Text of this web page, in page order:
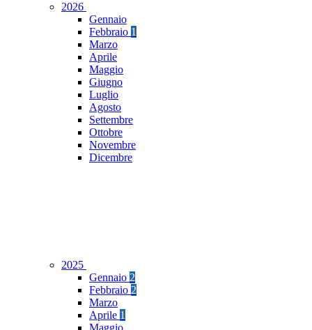
2026
Gennaio
Febbraio 1
Marzo
Aprile
Maggio
Giugno
Luglio
Agosto
Settembre
Ottobre
Novembre
Dicembre
2025
Gennaio 2
Febbraio 2
Marzo
Aprile 1